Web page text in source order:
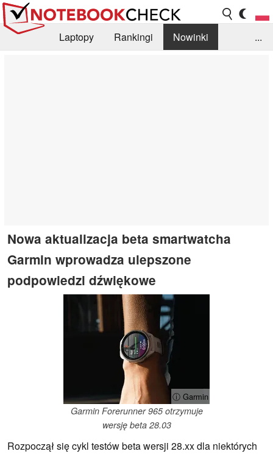
Laptopy Rankingi
Nowinki
...
Nowa aktualizacja beta smartwatcha
Garmin wprowadza ulepszone
podpowiedzi dźwiękowe
ⓘ Garmin
Garmin Forerunner 965 otrzymuje
wersję beta 28.03
Rozpoczął się cykl testów beta wersji 28.xx dla niektórych